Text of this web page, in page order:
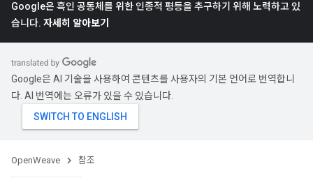
Google은 흑인 공동체를 위한 인종적 평등을 추구하기 위해 노력하고 있
습니다. 자세히 알아보기
Google은 AI 기술을 사용하여 콘텐츠를 사용자의 기본 언어로 번역합니
다. AI 번역에는 오류가 있을 수 있습니다.
OpenWeave 참조